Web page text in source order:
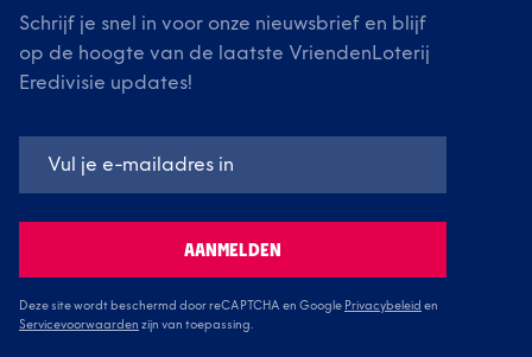
Schrijf je snel in voor onze nieuwsbrief en blijf
op de hoogte van de laatste VriendenLoterij
Eredivisie updates!
AANMELDEN
Deze site wordt beschermd door reCAPTCHA en Google Privacybeleid en
Servicevoorwaarden zijn van toepassing.